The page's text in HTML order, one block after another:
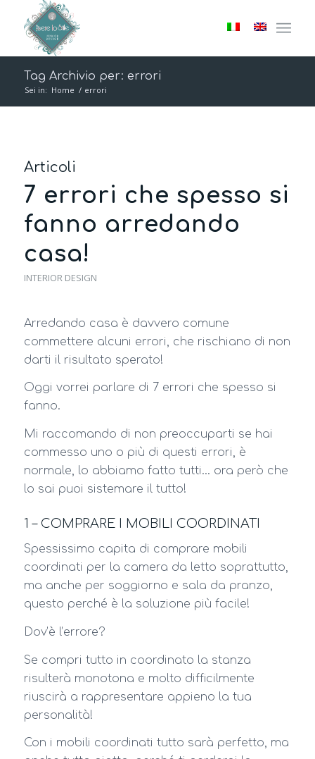
Tag Archivio per: errori
Sei in: Home / errori
Articoli
7 errori che spesso si
fanno arredando
casa!
INTERIOR DESIGN
Arredando casa è davvero comune
commettere alcuni errori, che rischiano di non
darti il risultato sperato!
Oggi vorrei parlare di 7 errori che spesso si
fanno.
Mi raccomando di non preoccuparti se hai
commesso uno o più di questi errori, è
normale, lo abbiamo fatto tutti… ora però che
lo sai puoi sistemare il tutto!
1 – COMPRARE I MOBILI COORDINATI
Spessissimo capita di comprare mobili
coordinati per la camera da letto soprattutto,
ma anche per soggiorno e sala da pranzo,
questo perché è la soluzione più facile!
Dov’è l’errore?
Se compri tutto in coordinato la stanza
risulterà monotona e molto difficilmente
riuscirà a rappresentare appieno la tua
personalità!
Con i mobili coordinati tutto sarà perfetto, ma